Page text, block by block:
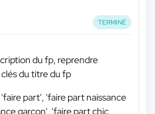
TERMINÉ
du fp, reprendre
du titre du fp
part', 'faire part naissance
garçon', 'faire part chic